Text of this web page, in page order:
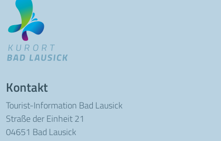
Kontakt
Tourist-Information Bad Lausick
Straße der Einheit 21
04651 Bad Lausick